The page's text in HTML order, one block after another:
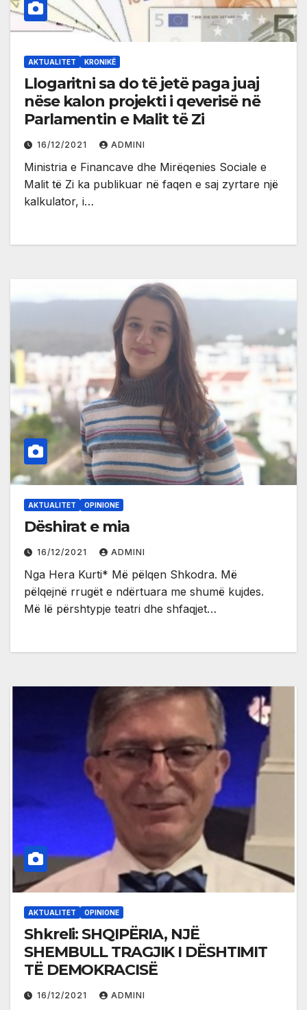
AKTUALITET KRONIKË
Llogaritni sa do të jetë paga juaj
nëse kalon projekti i qeverisë në
Parlamentin e Malit të Zi
16/12/2021 ADMINI
Ministria e Financave dhe Mirëqenies Sociale e
Malit të Zi ka publikuar në faqen e saj zyrtare një
kalkulator, i…
AKTUALITET OPINIONE
Dëshirat e mia
16/12/2021 ADMINI
Nga Hera Kurti* Më pëlqen Shkodra. Më
pëlqejnë rrugët e ndërtuara me shumë kujdes.
Më lë përshtypje teatri dhe shfaqjet…
AKTUALITET OPINIONE
Shkreli: SHQIPËRIA, NJË
SHEMBULL TRAGJIK I DËSHTIMIT
TË DEMOKRACISË
16/12/2021 ADMINI